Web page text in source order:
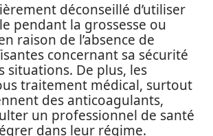
déconseillé d’utiliser
pendant la grossesse ou
raison de l’absence de
concernant sa sécurité
situations. De plus, les
traitement médical, surtout
des anticoagulants,
un professionnel de santé
dans leur régime.